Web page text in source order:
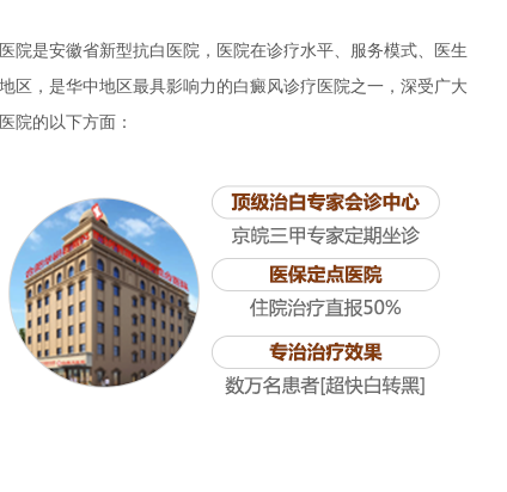
是安徽省新型抗白医院，医院在诊疗水平、服务模式、医生
区，是华中地区最具影响力的白癜风诊疗医院之一，深受广大
院的以下方面：